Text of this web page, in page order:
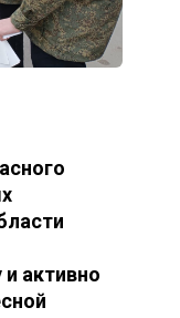
активно